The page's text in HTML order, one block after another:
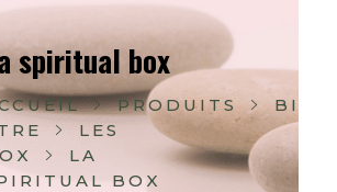
PRODUITS
LES
LA
BOX
spiritual box